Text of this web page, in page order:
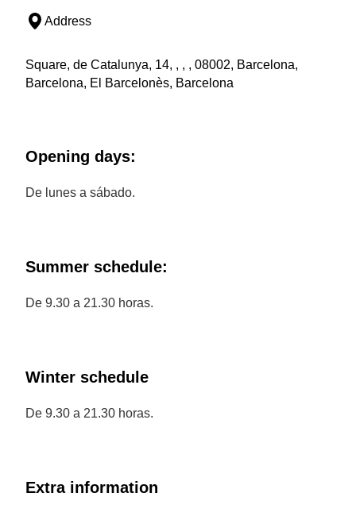
Address
Square, de Catalunya, 14, , , , 08002, Barcelona,
Barcelona, El Barcelonès, Barcelona
Opening days:
De lunes a sábado.
Summer schedule:
De 9.30 a 21.30 horas.
Winter schedule
De 9.30 a 21.30 horas.
Extra information